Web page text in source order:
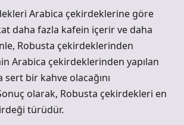
Arabica çekirdeklerine göre
daha fazla kafein içerir ve daha
Robusta çekirdeklerinden
Arabica çekirdeklerinden yapılan
bir kahve olacağını
olarak, Robusta çekirdekleri en
türüdür.